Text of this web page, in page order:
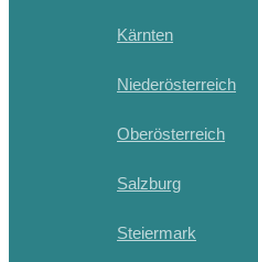
Kärnten
Niederösterreich
Oberösterreich
Salzburg
Steiermark